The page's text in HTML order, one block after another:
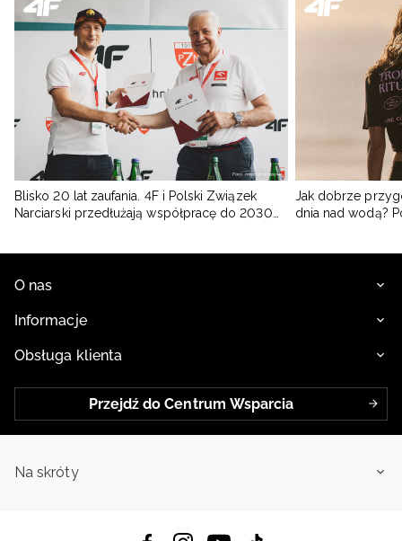
Blisko 20 lat zaufania. 4F i Polski Związek
Narciarski przedłużają współpracę do 2030
Jak dobrze
dnia nad wodą?
O nas
Informacje
Obsługa klienta
Przejdź do Centrum Wsparcia
Na skróty